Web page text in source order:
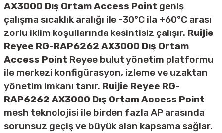
AX3000 Dış Ortam Access Point geniş
çalışma sıcaklık aralığı ile -30°C ila +60°C arası
zorlu iklim koşullarında kesintisiz çalışır. Ruijie
Reyee RG-RAP6262 AX3000 Dış Ortam
Access Point Reyee bulut yönetim platformu
ile merkezi konfigürasyon, izleme ve uzaktan
yönetim imkanı tanır. Ruijie Reyee RG-
RAP6262 AX3000 Dış Ortam Access Point
mesh teknolojisi ile birden fazla AP arasında
sorunsuz geçiş ve büyük alan kapsama sağlar.